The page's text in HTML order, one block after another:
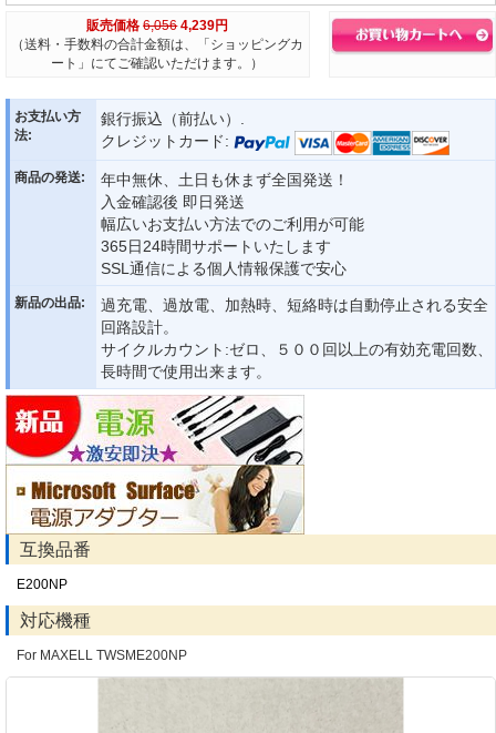
販売価格 6,056 4,239円
（送料・手数料の合計金額は、「ショッピングカ
ート」にてご確認いただけます。）
お支払い方
法:
銀行振込（前払い）.
クレジットカード:
商品の発送:
年中無休、土日も休まず全国発送！
入金確認後 即日発送
幅広いお支払い方法でのご利用が可能
365日24時間サポートいたします
SSL通信による個人情報保護で安心
新品の出品:
過充電、過放電、加熱時、短絡時は自動停止される安全
回路設計。
サイクルカウント:ゼロ、５００回以上の有効充電回数、
長時間で使用出来ます。
互換品番
E200NP
対応機種
For MAXELL TWSME200NP